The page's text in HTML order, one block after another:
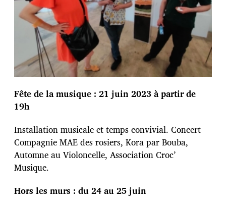
Fête de la musique : 21 juin 2023 à partir de
19h
Installation musicale et temps convivial. Concert
Compagnie MAE des rosiers, Kora par Bouba,
Automne au Violoncelle, Association Croc’
Musique.
Hors les murs : du 24 au 25 juin